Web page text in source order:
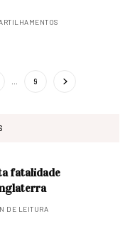
9
fatalidade
DE LEITURA